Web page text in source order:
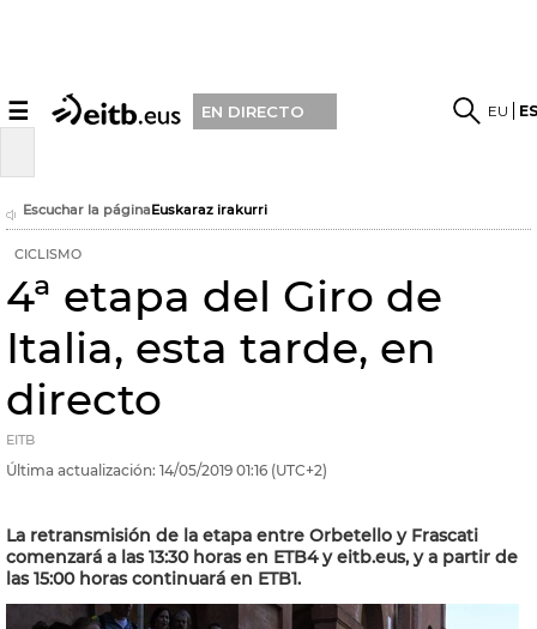
☰ EN DIRECTO EU
Escuchar la páginaEuskaraz irakurri
CICLISMO
4ª etapa del Giro de
Italia, esta tarde, en
directo
EITB
Última actualización: 14/05/2019 01:16 (UTC+2)
La retransmisión de la etapa entre Orbetello y Frascati
comenzará a las 13:30 horas en ETB4 y eitb.eus, y a partir de
las 15:00 horas continuará en ETB1.